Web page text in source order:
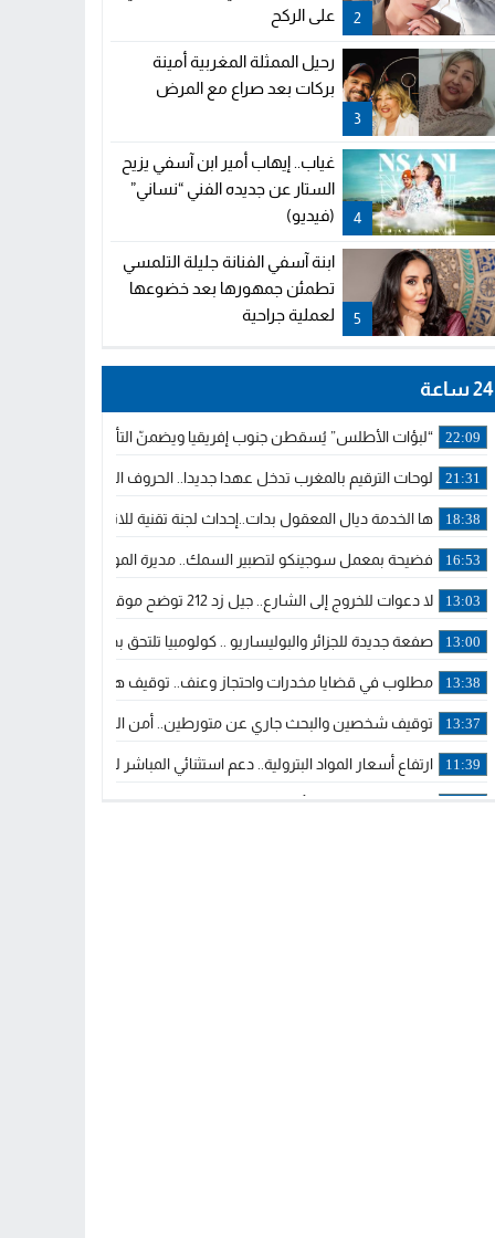
2
على الركح
3
رحيل الممثلة المغربية أمينة
بركات بعد صراع مع المرض
4
غياب.. إيهاب أمير ابن آسفي يزيح
الستار عن جديده الفني “نساني”
(فيديو)
5
ابنة آسفي الفنانة جليلة التلمسي
تطمئن جمهورها بعد خضوعها
لعملية جراحية
24 ساعة
22:09 “لبؤات الأطلس” يُسقطن جنوب إفريقيا ويضمنّ التأهل للمونديال
21:31 لوحات الترقيم بالمغرب تدخل عهدا جديدا.. الحروف اللاتينية تجاور
18:38 ها الخدمة ديال المعقول بدات..إحداث لجنة تقنية للانتدابات وتدبير
16:53 فضيحة بمعمل سوجينكو لتصبير السمك.. مديرة الموارد البشرية
13:03 لا دعوات للخروج إلى الشارع.. جيل زد 212 توضح موقفها وتؤكد أن المنشورات المنسوبة إليها لا تمثل موقفها الرسمي.
13:00 صفعة جديدة للجزائر والبوليساريو .. كولومبيا تلتحق بداعمي مغربية
13:38 مطلوب في قضايا مخدرات واحتجاز وعنف.. توقيف هولندي بوجدة ملاحق
13:37 توقيف شخصين والبحث جاري عن متورطين.. أمن الجديدة يفك خيوط
11:39 ارتفاع أسعار المواد البترولية.. دعم استثنائي المباشر لمهنيي النقل